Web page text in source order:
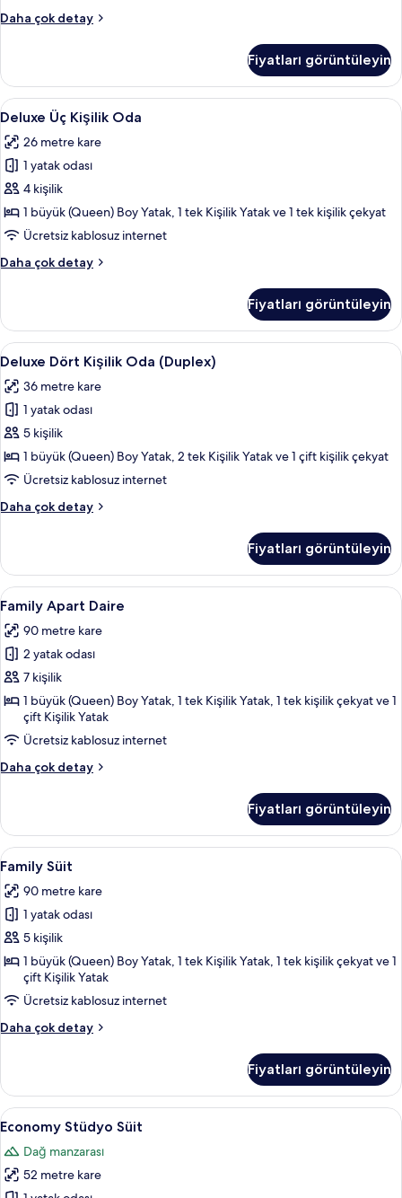
görün
Daha çok detay
Superior
Oda
hakkında
daha
detay
Fiyatları görüntüleyin
Deluxe
Üç
Kişilik
Oda
için
tüm
fotoğrafları
Minibar, masa, dizüstü bilgisayar
7
Deluxe Üç Kişilik Oda
26 metre kare
1 yatak odası
4 kişilik
1 büyük (Queen) Boy Yatak, 1 tek Kişilik Yatak ve 1 tek kişilik çekyat
Ücretsiz kablosuz internet
Daha çok detay
Deluxe
hakkında
daha
fazla
Fiyatları görüntüleyin
Deluxe
Dört
Kişilik
Oda
(Duplex)
için
tüm
görün
Deluxe Dört Kişilik Oda (Duplex) |
10
Deluxe Dört Kişilik Oda (Duplex)
36 metre kare
1 yatak odası
5 kişilik
1 büyük (Queen) Boy Yatak, 2 tek Kişilik Yatak ve 1 çift kişilik çekyat
Ücretsiz kablosuz internet
Daha çok detay
Deluxe
(Duplex)
hakkında
daha
detay
Fiyatları görüntüleyin
Family
Apart
Daire
için
tüm
fotoğrafları
görün
Family Apart Daire | Özel mutfak |
11
Family Apart Daire
90 metre kare
2 yatak odası
7 kişilik
1 büyük (Queen) Boy Yatak, 1 tek Kişilik Yatak, 1 tek kişilik çekyat ve 1
çift Kişilik Yatak
Ücretsiz kablosuz internet
Daha çok detay
Family
daha
fazla
detay
Fiyatları görüntüleyin
Family
Süit
için
tüm
fotoğrafları
görün
Family Süit | Minibar, masa, dizüstü
17
Family Süit
90 metre kare
1 yatak odası
5 kişilik
1 büyük (Queen) Boy Yatak, 1 tek Kişilik Yatak, 1 tek kişilik çekyat ve 1
çift Kişilik Yatak
Ücretsiz kablosuz internet
Daha çok detay
Family
fazla
detay
Fiyatları görüntüleyin
Economy
Stüdyo
Süit
için
Economy Stüdyo Süit | Minibar, masa,
7
Economy Stüdyo Süit
Dağ manzarası
52 metre kare